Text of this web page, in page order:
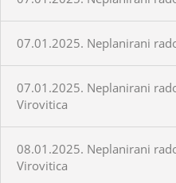
07.01.2025. Neplanirani
07.01.2025. Neplanirani
Virovitica
08.01.2025. Neplanirani
Virovitica